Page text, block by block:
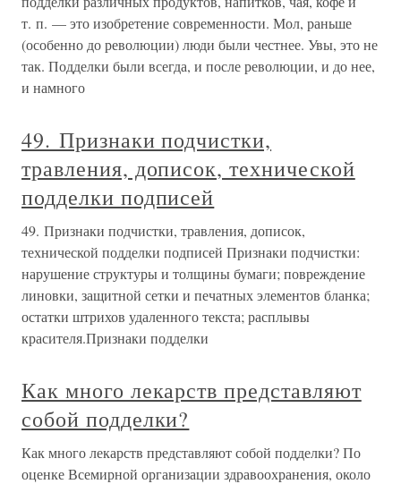
т. п. — это изобретение современности. Мол, раньше
(особенно до революции) люди были честнее. Увы, это не
так. Подделки были всегда, и после революции, и до нее,
и намного
49. Признаки подчистки,
травления, дописок, технической
подделки подписей
49. Признаки подчистки, травления, дописок,
технической подделки подписей Признаки подчистки:
нарушение структуры и толщины бумаги; повреждение
линовки, защитной сетки и печатных элементов бланка;
остатки штрихов удаленного текста; расплывы
красителя.Признаки подделки
Как много лекарств представляют
собой подделки?
Как много лекарств представляют собой подделки? По
оценке Всемирной организации здравоохранения, около